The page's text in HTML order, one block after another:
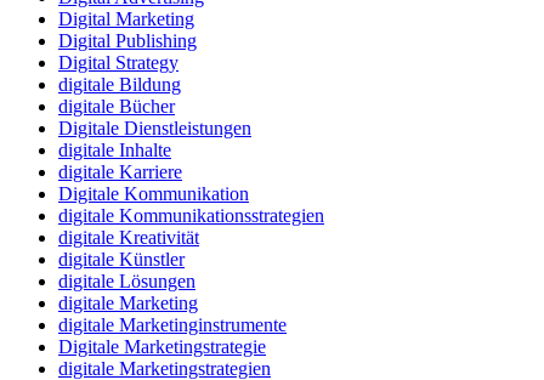
Digital Marketing
Digital Publishing
Digital Strategy
digitale Bildung
digitale Bücher
Digitale Dienstleistungen
digitale Inhalte
digitale Karriere
Digitale Kommunikation
digitale Kommunikationsstrategien
digitale Kreativität
digitale Künstler
digitale Lösungen
digitale Marketing
digitale Marketinginstrumente
Digitale Marketingstrategie
digitale Marketingstrategien